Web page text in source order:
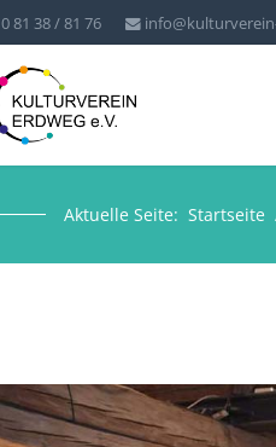
0 81 38 / 81 76
Aktuelle Seite: Startseite